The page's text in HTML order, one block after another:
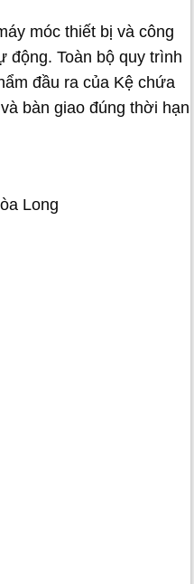
móc thiết bị và công
động. Toàn bộ quy trình
đầu ra của Kệ chứa
bàn giao đúng thời hạn
Long